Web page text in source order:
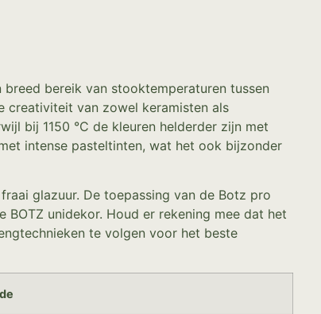
bereik van stooktemperaturen tussen
creativiteit van zowel keramisten als
bij 1150 °C de kleuren helderder zijn met
intense pasteltinten, wat het ook bijzonder
glazuur. De toepassing van de Botz pro
unidekor. Houd er rekening mee dat het
te volgen voor het beste